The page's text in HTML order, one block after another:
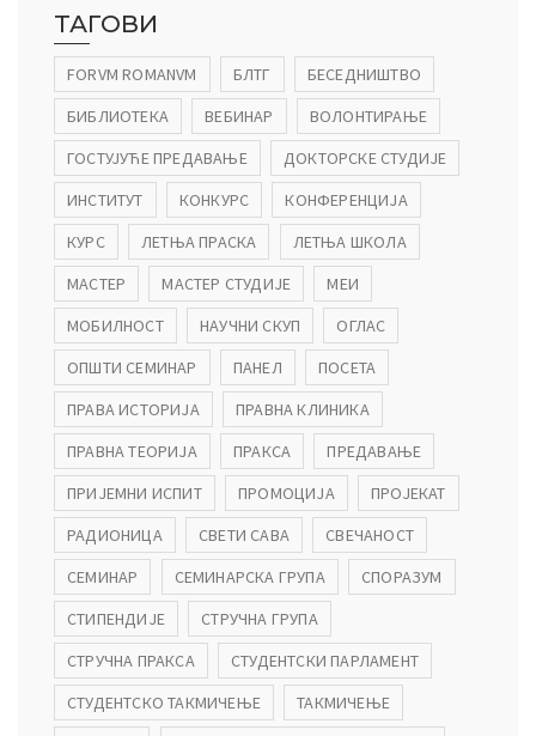
ТАГОВИ
FORVM ROMANVM БЛТГ
БЕСЕДНИШТВО
БИБЛИОТЕКА
ВЕБИНАР
ВОЛОНТИРАЊЕ
ГОСТУЈУЋЕ ПРЕДАВАЊЕ
ДОКТОРСКЕ СТУДИЈЕ
ИНСТИТУТ
КОНКУРС
КОНФЕРЕНЦИЈА
КУРС
ЛЕТЊА ПРАСКА
ЛЕТЊА ШКОЛА
МАСТЕР
МАСТЕР СТУДИЈЕ
МЕИ
МОБИЛНОСТ
НАУЧНИ СКУП
ОГЛАС
ОПШТИ СЕМИНАР
ПАНЕЛ
ПОСЕТА
ПРАВА ИСТОРИЈА
ПРАВНА КЛИНИКА
ПРАВНА ТЕОРИЈА
ПРАКСА
ПРЕДАВАЊЕ
ПРИЈЕМНИ ИСПИТ
ПРОМОЦИЈА
ПРОЈЕКАТ
РАДИОНИЦА
СВЕТИ САВА
СВЕЧАНОСТ
СЕМИНАР
СЕМИНАРСКА ГРУПА
СПОРАЗУМ
СТИПЕНДИЈЕ
СТРУЧНА ГРУПА
СТРУЧНА ПРАКСА
СТУДЕНТСКИ ПАРЛАМЕНТ
СТУДЕНТСКО ТАКМИЧЕЊЕ
ТАКМИЧЕЊЕ